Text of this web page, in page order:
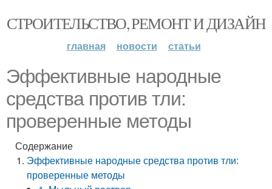
СТРОИТЕЛЬСТВО, РЕМОНТ И ДИЗАЙН
главная новости статьи
Эффективные народные
средства против тли:
проверенные методы
Содержание
Эффективные народные средства против тли:
проверенные методы